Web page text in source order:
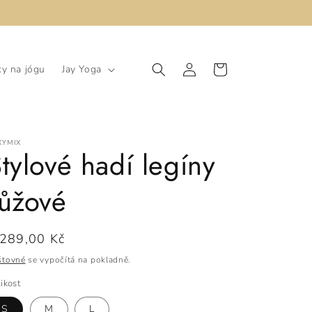
na jógu Jay Yoga
Přihlásit
Košík
hadí legíny
Kč
se vypočítá na pokladně.
S M L